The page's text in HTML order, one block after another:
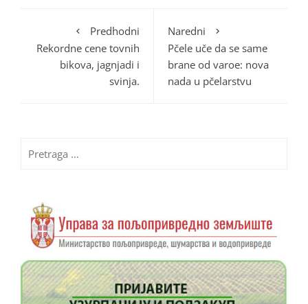
Predhodni
Rekordne cene tovnih
bikova, jagnjadi i
svinja.
Naredni
Pčele uče da se same
brane od varoe: nova
nada u pčelarstvu
za: